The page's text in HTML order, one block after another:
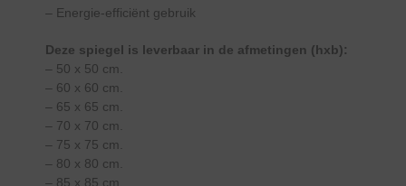
– Energie-efficiënt gebruik
Deze spiegel is leverbaar in de afmetingen (hxb):
– 50 x 50 cm.
– 60 x 60 cm.
– 65 x 65 cm.
– 70 x 70 cm.
– 75 x 75 cm.
– 80 x 80 cm.
– 85 x 85 cm.